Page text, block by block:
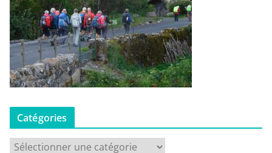
Catégories